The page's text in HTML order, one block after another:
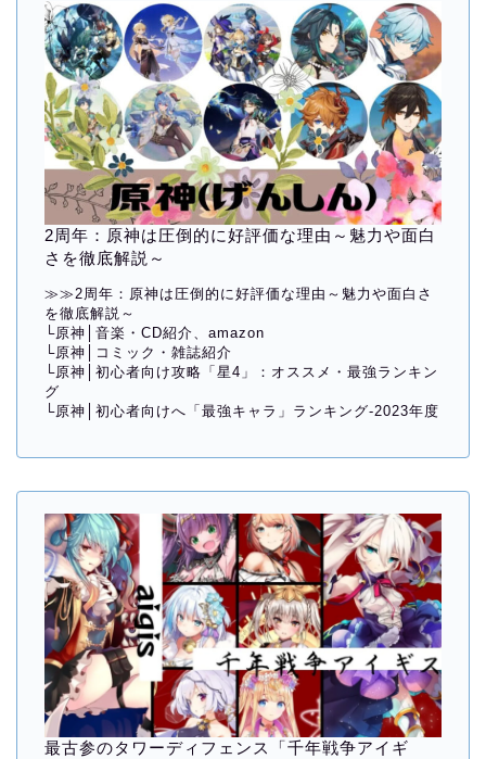
2周年：原神は圧倒的に好評価な理由～魅力や面白
さを徹底解説～
≫≫2周年：原神は圧倒的に好評価な理由～魅力や面白さ
を徹底解説～
└原神│音楽・CD紹介、amazon
└原神│コミック・雑誌紹介
└原神│初心者向け攻略「星4」：オススメ・最強ランキン
グ
└原神│初心者向けへ「最強キャラ」ランキング-2023年度
最古参のタワーディフェンス「千年戦争アイギ